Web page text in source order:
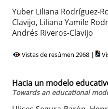
Yuber Liliana Rodríguez-
Clavijo, Liliana Yamile
Andrés Riveros-Clavijo
Vistas de resúmen 2968 |
Hacia un modelo
Towards an educational